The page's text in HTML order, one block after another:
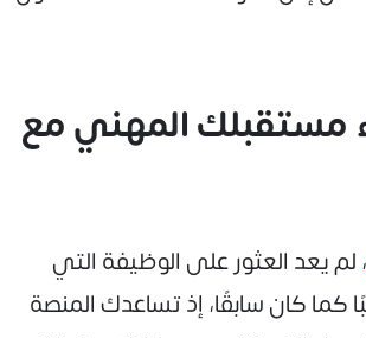
مستقبلك المهني مع
، لم يعد العثور على الوظيفة التي
كما كان سابقًا، إذ تساعدك المنصة